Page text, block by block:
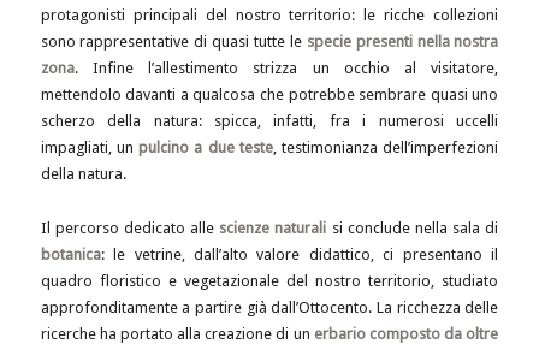
protagonisti principali del nostro territorio: le ricche collezioni
sono rappresentative di quasi tutte le specie presenti nella nostra
zona. Infine l’allestimento strizza un occhio al visitatore,
mettendolo davanti a qualcosa che potrebbe sembrare quasi uno
scherzo della natura: spicca, infatti, fra i numerosi uccelli
impagliati, unpulcino a due teste, testimonianza dell’imperfezioni
della natura.
Il percorso dedicato alle scienze naturali si conclude nella sala di
botanica: le vetrine, dall’alto valore didattico, ci presentano il
quadro floristico e vegetazionale del nostro territorio, studiato
approfonditamente a partire già dall’Ottocento. La ricchezza delle
ricerche ha portato alla creazione di un erbario composto da oltre